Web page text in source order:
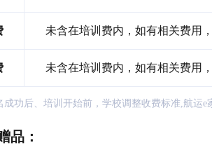
未含在培训费内，如有相关费用
未含在培训费内，如有相关费用
成功后、培训开始前，学校调整收费标准,航运
品：